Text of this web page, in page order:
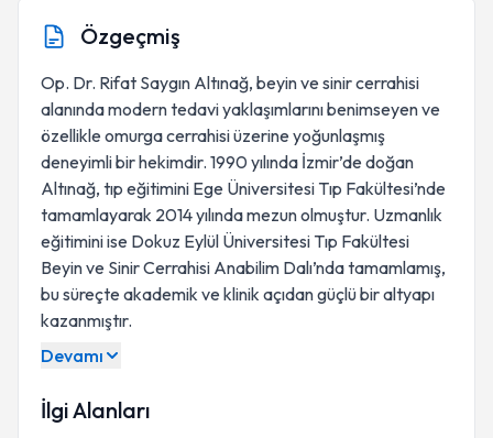
Özgeçmiş
Op. Dr. Rifat Saygın Altınağ, beyin ve sinir cerrahisi
alanında modern tedavi yaklaşımlarını benimseyen ve
özellikle omurga cerrahisi üzerine yoğunlaşmış
deneyimli bir hekimdir. 1990 yılında İzmir’de doğan
Altınağ, tıp eğitimini Ege Üniversitesi Tıp Fakültesi’nde
tamamlayarak 2014 yılında mezun olmuştur. Uzmanlık
eğitimini ise Dokuz Eylül Üniversitesi Tıp Fakültesi
Beyin ve Sinir Cerrahisi Anabilim Dalı’nda tamamlamış,
bu süreçte akademik ve klinik açıdan güçlü bir altyapı
kazanmıştır.
Devamı
İlgi Alanları